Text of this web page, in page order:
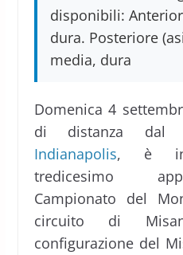
disponibili:
dura. Posteriore
media, dura
Domenica 4
di distanza dal
Indianapolis, è in
tredicesimo
Campionato del
circuito di
configurazione del